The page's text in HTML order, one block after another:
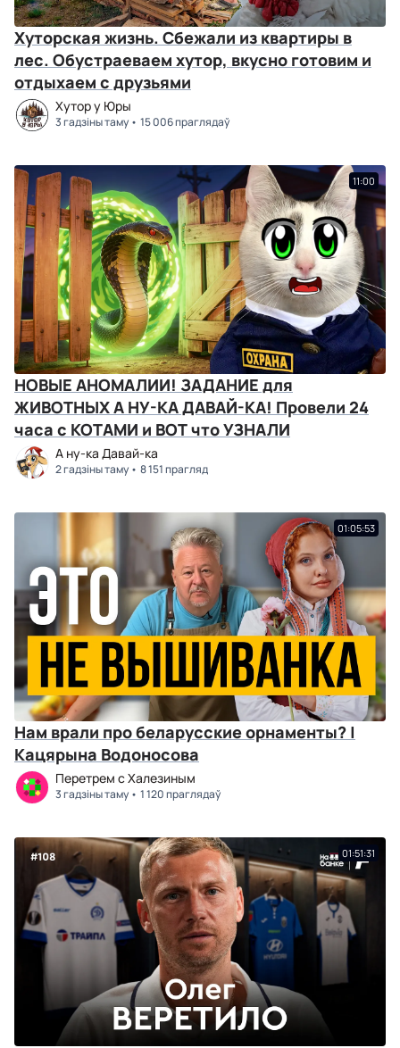
Хуторская жизнь. Сбежали из квартиры в
лес. Обустраеваем хутор, вкусно готовим и
отдыхаем с друзьями
Хутор у Юры
3 гадзіны таму 15 006 праглядаў
11:00
НОВЫЕ АНОМАЛИИ! ЗАДАНИЕ для
ЖИВОТНЫХ А НУ-КА ДАВАЙ-КА! Провели 24
часа с КОТАМИ и ВОТ что УЗНАЛИ
А ну-ка Давай-ка
2 гадзіны таму 8 151 прагляд
01:05:53
Нам врали про беларусские орнаменты? |
Кацярына Водоносова
Перетрем с Халезиным
3 гадзіны таму 1 120 праглядаў
01:51:31